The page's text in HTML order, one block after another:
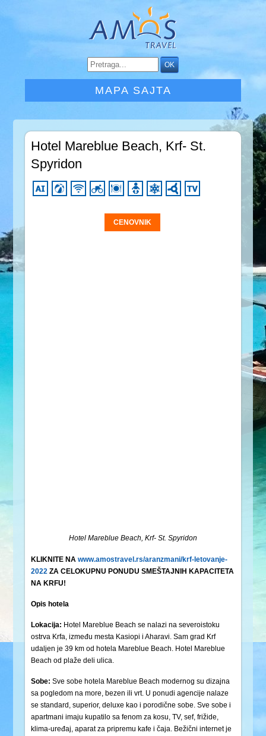
MAPA SAJTA
Hotel Mareblue Beach, Krf- St.
Spyridon
CENOVNIK
Hotel Mareblue Beach, Krf- St. Spyridon
KLIKNITE NAwww.amostravel.rs/aranzmani/krf-letovanje-
2022 ZA CELOKUPNU PONUDU SMEŠTAJNIH KAPACITETA
NA KRFU!
Opis hotela
Lokacija: Hotel Mareblue Beach se nalazi na severoistoku
ostrva Krfa, između mesta Kasiopi i Aharavi. Sam grad Krf
udaljen je 39 km od hotela Mareblue Beach. Hotel Mareblue
Beach od plaže deli ulica.
Sobe: Sve sobe hotela Mareblue Beach modernog su dizajna
sa pogledom na more, bezen ili vrt. U ponudi agencije nalaze
se standard, superior, deluxe kao i porodične sobe. Sve sobe i
apartmani imaju kupatilo sa fenom za kosu, TV, sef, frižide,
klima-uređaj, aparat za pripremu kafe i čaja. Bežični internet je